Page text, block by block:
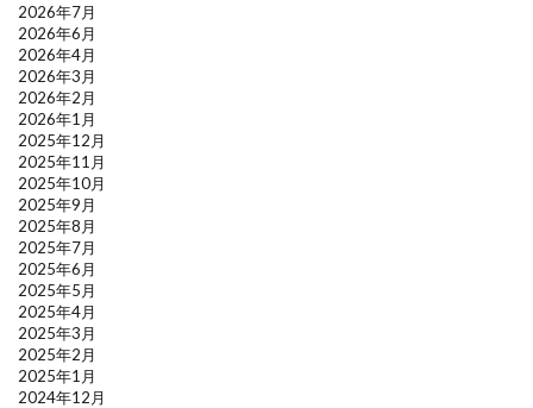
2026年7月
2026年6月
2026年4月
2026年3月
2026年2月
2026年1月
2025年12月
2025年11月
2025年10月
2025年9月
2025年8月
2025年7月
2025年6月
2025年5月
2025年4月
2025年3月
2025年2月
2025年1月
2024年12月